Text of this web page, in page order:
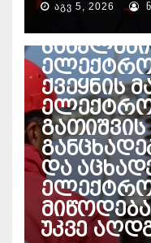
ᲐᲒᲕ 5, 2026
ᲔᲜᲔᲠᲒᲔᲢᲘᲙᲐ
ქვეყნის
გათიშვის
და
უკვე